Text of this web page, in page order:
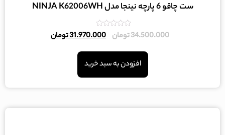
ست چاقو 6 پارچه نینجا مدل NINJA K62006WH
امتیاز
0
5
34.500.000تومان 31.970.000تومان
افزودن به سبد خرید